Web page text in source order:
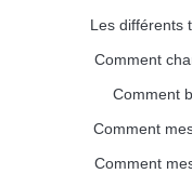
Les différents
Comment
Comment
Comment
Comment